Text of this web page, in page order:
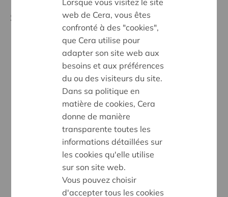
société coopérative
Hannes Hollebecq, master en sociologie et en
économie politique et Lieve Jacobs, master en
droit. Tous les deux travaillent comme conseiller
chez Cera, services pour l’entrepreneuriat
Dans cet article ils traitent les questions
Qu'est-ce qu'une coopérative?
Les différents types de coopératives:
coopératives de travailleurs, d'entreprises,
Lorsque vous visitez le site
web de Cera, vous êtes
confronté à des "cookies",
que Cera utilise pour
adapter son site web aux
besoins et aux préférences
du ou des visiteurs du site.
Dans sa politique en
matière de cookies, Cera
donne de manière
transparente toutes les
informations détaillées sur
les cookies qu'elle utilise
sur son site web.
Vous pouvez choisir
d'accepter tous les cookies